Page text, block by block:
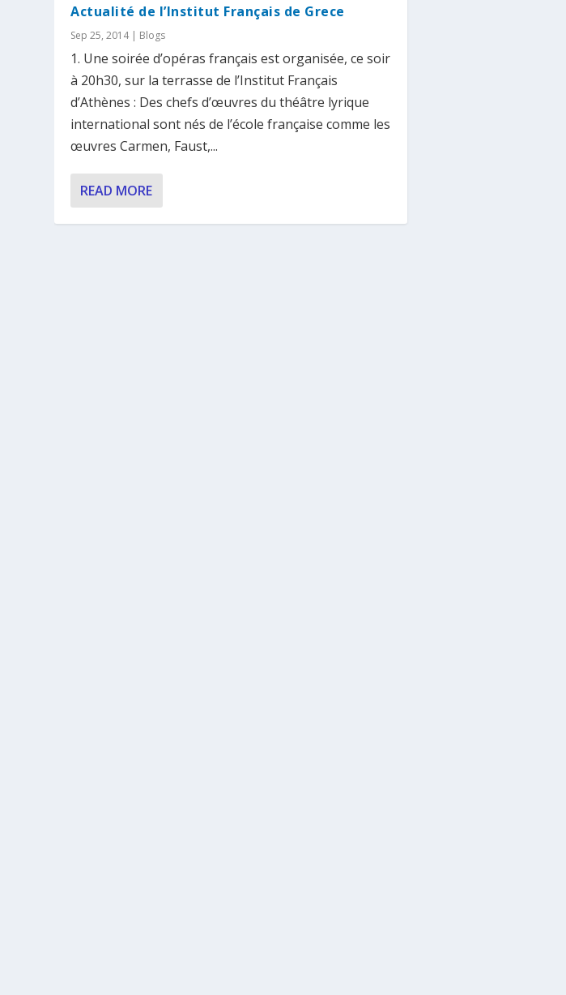
Actualité de l’Institut Français de Grece
Sep 25, 2014| Blogs
1. Une soirée d’opéras français est organisée, ce soir
à 20h30, sur la terrasse de l’Institut Français
d’Athènes : Des chefs d’œuvres du théâtre lyrique
international sont nés de l’école française comme les
œuvres Carmen, Faust,...
READ MORE